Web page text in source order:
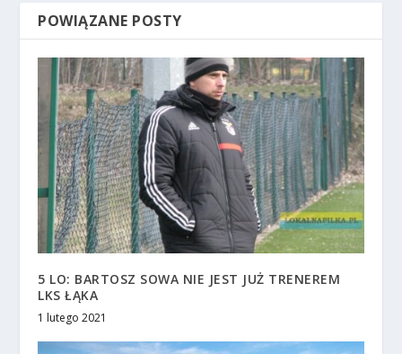
POWIĄZANE POSTY
5 LO: BARTOSZ SOWA NIE JEST JUŻ TRENEREM
LKS ŁĄKA
1 lutego 2021